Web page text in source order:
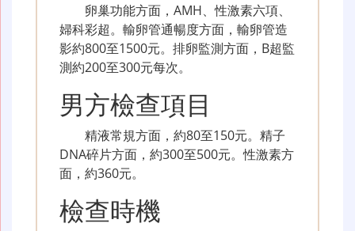
卵巢功能方面，AMH、性激素六項、
婦科彩超。輸卵管通暢度方面，輸卵管造
影約800至1500元。排卵監測方面，B超監
測約200至300元每次。
男方檢查項目
精液常規方面，約80至150元。精子
DNA碎片方面，約300至500元。性激素方
面，約360元。
檢查時機